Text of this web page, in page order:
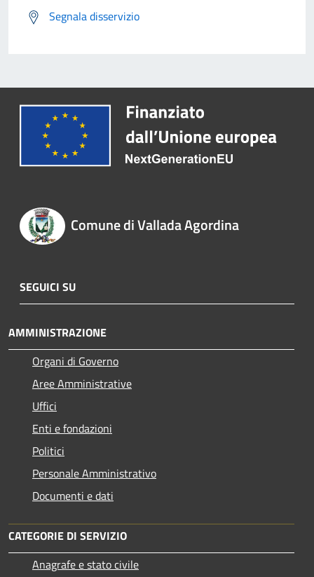
Segnala disservizio
Comune di Vallada Agordina
SEGUICI SU
AMMINISTRAZIONE
Organi di Governo
Aree Amministrative
Uffici
Enti e fondazioni
Politici
Personale Amministrativo
Documenti e dati
CATEGORIE DI SERVIZIO
Anagrafe e stato civile